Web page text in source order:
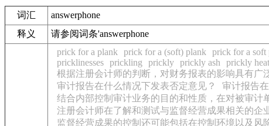
词汇
answerphone
释义
请参阅词条'answerphone
prick for a plank prick for a (soft) plank prick for a soft
pricklinesses prickling prickly prickly ash prickly heat
根据注册会计师的判断，对财务报表的影响具有广
审计报告在什么情况下发表否定意见？
审计报告
结合内部控制审计业务的目的和性质，在对被审计
注册会计师在了解和测试与监督经营成果相关的企
监督经营成果的控制还可能包括在控制环境以及风